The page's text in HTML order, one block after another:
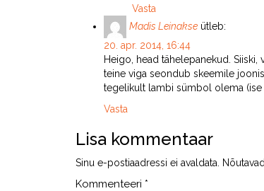
Vasta
Madis Leinakse ütleb:
20. apr. 2014, 16:44
Heigo, head tähelepanekud.
teine viga seondub skeemile
tegelikult lambi sümbol olema (ise
Vasta
Lisa kommentaar
Sinu e-postiaadressi ei avaldata.
Kommenteeri *